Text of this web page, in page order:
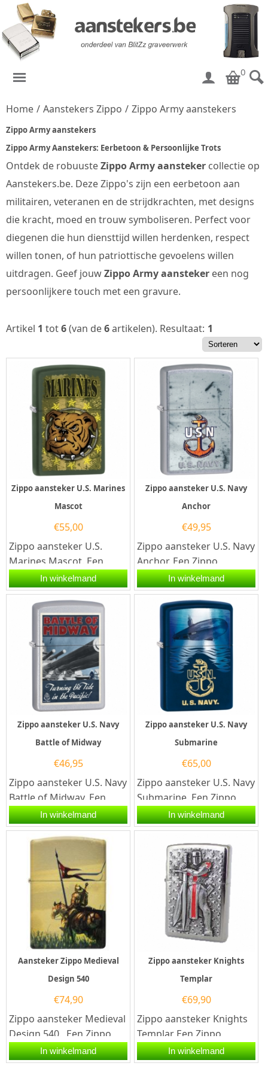
0
Home / Aanstekers Zippo / Zippo Army aanstekers
Zippo Army aanstekers
Zippo Army Aanstekers: Eerbetoon & Persoonlijke Trots
Ontdek de robuusteZippo Army aansteker collectie op
Aanstekers.be. Deze Zippo's zijn een eerbetoon aan
militairen, veteranen en de strijdkrachten, met designs
die kracht, moed en trouw symboliseren. Perfect voor
diegenen die hun diensttijd willen herdenken, respect
willen tonen, of hun patriottische gevoelens willen
uitdragen. Geef jouwZippo Army aansteker een nog
persoonlijkere touch met een gravure.
Artikel 1 tot6(van de6artikelen). Resultaat: 1
Zippo aansteker U.S. Marines
Mascot
€55,00
Zippo aansteker U.S.
Marines Mascot. Een
Zippo aansteker is een
kwalitatief
goede aansteker met...
In winkelmand
Zippo aansteker U.S. Navy
Anchor
€49,95
Zippo aansteker U.S. Navy
Anchor. Een Zippo
aansteker is een
kwalitatief
goede aansteker met de...
In winkelmand
Zippo aansteker U.S. Navy
Battle of Midway
€46,95
Zippo aansteker U.S. Navy
Battle of Midway. Een
Zippo aansteker is een
kwalitatief...
In winkelmand
Zippo aansteker U.S. Navy
Submarine
€65,00
Zippo aansteker U.S. Navy
Submarine. Een Zippo
aansteker is een
kwalitatief
goede aansteker met...
In winkelmand
Aansteker Zippo Medieval
Design 540
€74,90
Zippo aansteker Medieval
Design 540. Een Zippo
aansteker is een zeer
kwalitatieve aanstekers...
In winkelmand
Zippo aansteker Knights
Templar
€69,90
Zippo aansteker Knights
Templar Een Zippo
aansteker is een
kwalitatief...
In winkelmand